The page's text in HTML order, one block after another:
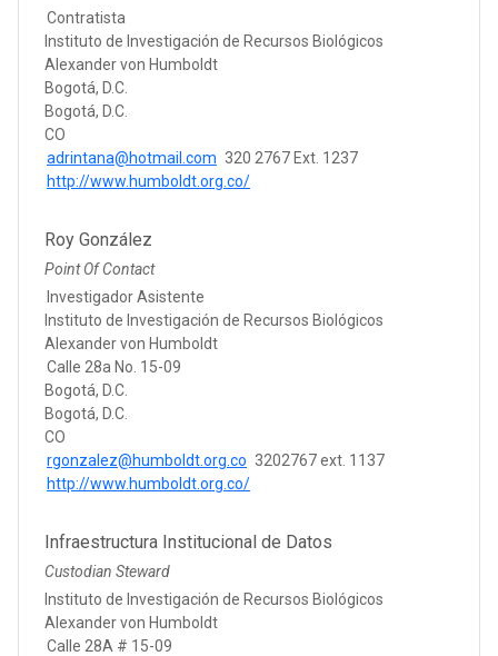
Contratista
Instituto de Investigación de Recursos Biológicos
Alexander von Humboldt
Bogotá, D.C.
Bogotá, D.C.
CO
adrintana@hotmail.com 320 2767 Ext. 1237
http://www.humboldt.org.co/
Roy González
Point Of Contact
Investigador Asistente
Instituto de Investigación de Recursos Biológicos
Alexander von Humboldt
Calle 28a No. 15-09
Bogotá, D.C.
Bogotá, D.C.
CO
rgonzalez@humboldt.org.co 3202767 ext. 1137
http://www.humboldt.org.co/
Infraestructura Institucional de Datos
Custodian Steward
Instituto de Investigación de Recursos Biológicos
Alexander von Humboldt
Calle 28A # 15-09